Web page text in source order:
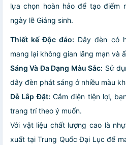
lựa chọn hoàn hảo để tạo điểm
ngày lễ Giáng sinh.
Thiết kế Độc đáo: Dây đèn có
mang lại không gian lãng mạn và
Sáng Và Đa Dạng Màu Sắc: Sử
dây đèn phát sáng ở nhiều màu
Dễ Lắp Đặt: Cắm điện tiện lợi,
trang trí theo ý muốn.
Với vật liệu chất lượng cao là
xuất tại Trung Quốc Đại Lục để